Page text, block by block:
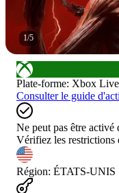
1/5
Plate-forme: Xbox Live
Consulter le guide
Ne peut pas être activé
Vérifiez les restrictions
Région: ÉTATS-UNIS